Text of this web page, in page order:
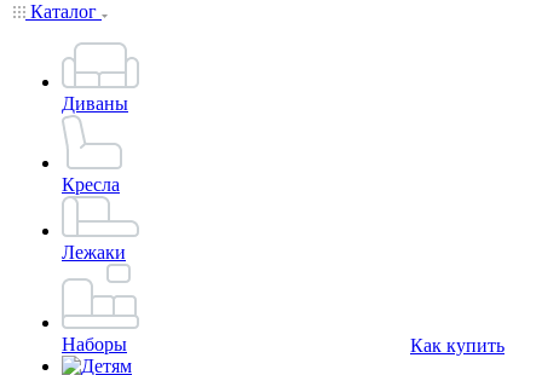
Каталог
Диваны
Кресла
Лежаки
Наборы
Как купить